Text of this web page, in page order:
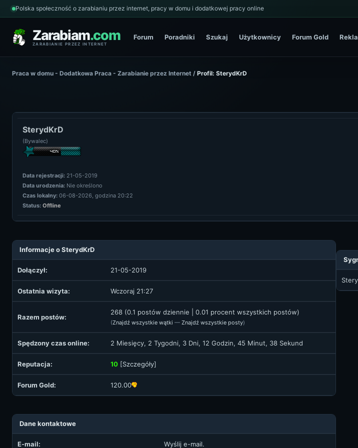
Polska społeczność o zarabianiu przez internet, pracy w domu i dodatkowej pracy online
Zarabiam.com
ZARABIANIE PRZEZ INTERNET
Forum Poradniki Szukaj Użytkownicy Forum Gold
Praca w domu - Dodatkowa Praca - Zarabianie przez Internet / Profil: SterydKrD
SterydKrD
(Bywalec)
Data rejestracji: 21-05-2019
Data urodzenia: Nie określono
Czas lokalny: 06-08-2026, godzina 20:22
Status: Offline
Informacje o SterydKrD
Dołączył: 21-05-2019
Ostatnia wizyta: Wczoraj 21:27
Razem postów:
268 (0.1 postów dziennie | 0.01 procent wszystkich postów)
(Znajdź wszystkie wątki — Znajdź wszystkie posty)
Spędzony czas online: 2 Miesięcy, 2 Tygodni, 3 Dni, 12 Godzin, 45 Minut, 38 Sekund
Reputacja: 10 [Szczegóły]
Forum Gold: 120.00
Dane kontaktowe
E-mail: Wyślij e-mail.